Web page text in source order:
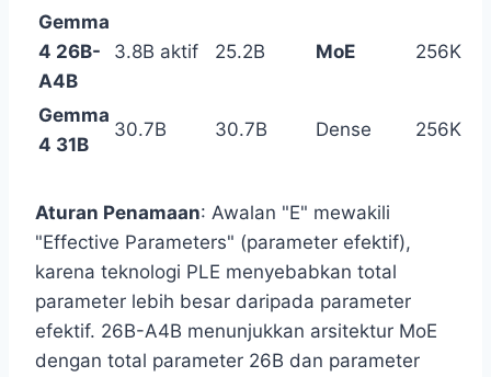
Gemma
4 26B-
A4B
3.8B aktif 25.2B MoE 256K
Gemma
4 31B
30.7B 30.7B Dense 256K
Aturan Penamaan: Awalan "E" mewakili
"Effective Parameters" (parameter efektif),
karena teknologi PLE menyebabkan total
parameter lebih besar daripada parameter
efektif. 26B-A4B menunjukkan arsitektur MoE
dengan total parameter 26B dan parameter